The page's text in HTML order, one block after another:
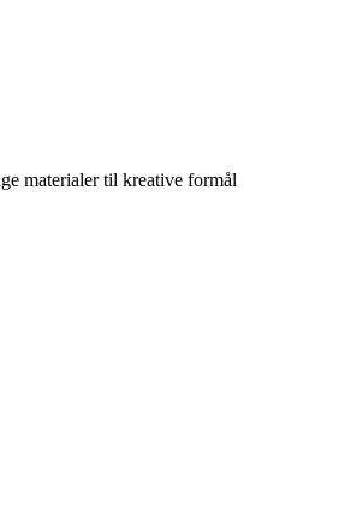
materialer til kreative formål